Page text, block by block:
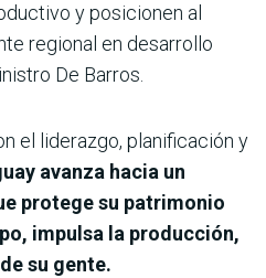
y posicionen al
regional en desarrollo
De Barros.
el liderazgo, planificación y
avanza hacia un
protege su patrimonio
impulsa la producción,
su gente.